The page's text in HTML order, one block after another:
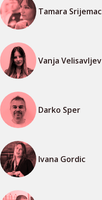
Tamara Srijemac
Vanja Velisavljev
Darko Sper
Ivana Gordic